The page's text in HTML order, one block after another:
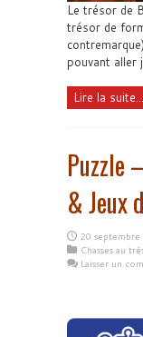
Le trésor de
trésor de
pouvant aller
Lire la suite...
Puzzle
& Jeux
20 septembre
Chasses au
Laisser un